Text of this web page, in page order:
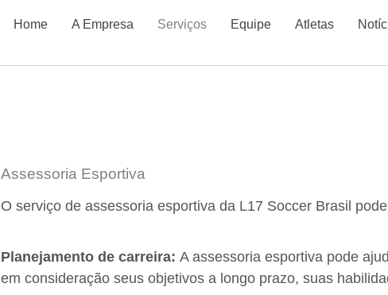
Home A Empresa Serviços Equipe Atletas
Assessoria Esportiva
O serviço de assessoria esportiva da L17 Soccer Brasil
Planejamento de carreira: A assessoria esportiva pode
em consideração seus objetivos a longo prazo, suas